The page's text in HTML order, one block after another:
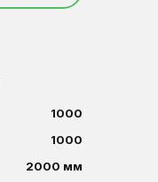
1000
1000
2000 мм